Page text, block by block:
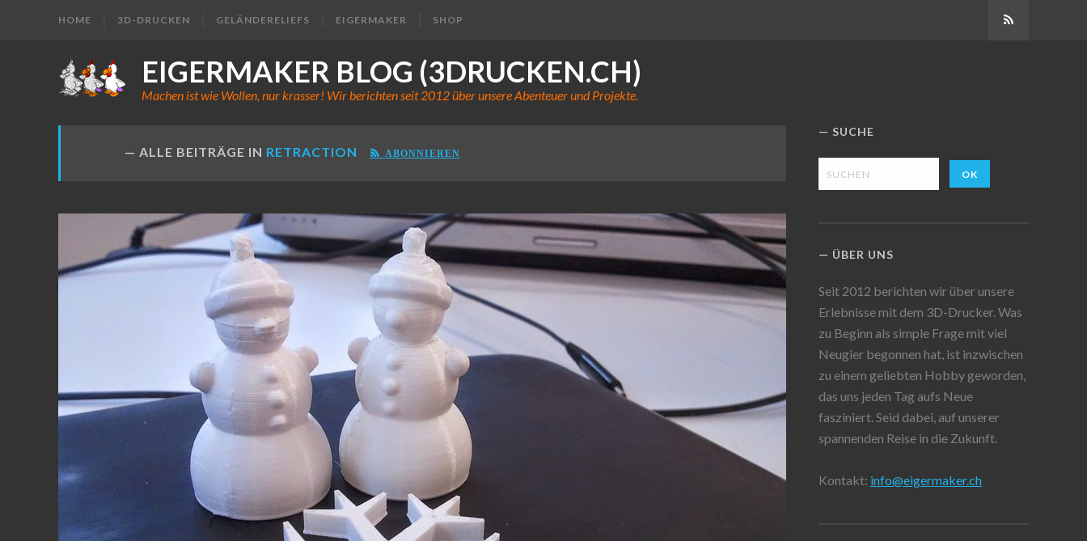
HOME 3D-DRUCKEN GELÄNDERELIEFS EIGERMAKER SHOP
EIGERMAKER BLOG (3DRUCKEN.CH)
Machen ist wie Wollen, nur krasser! Wir berichten seit 2012 über unsere Abenteuer und Projekte.
ALLE BEITRÄGE IN RETRACTION ABONNIEREN
SUCHE
ÜBER UNS
Seit 2012 berichten wir über unsere
Erlebnisse mit dem 3D-Drucker. Was
zu Beginn als simple Frage mit viel
Neugier begonnen hat, ist inzwischen
zu einem geliebten Hobby geworden,
das uns jeden Tag aufs Neue
fasziniert. Seid dabei, auf unserer
spannenden Reise in die Zukunft.
Kontakt: info@eigermaker.ch